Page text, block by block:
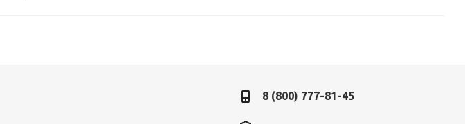
8 (800) 777-81-45